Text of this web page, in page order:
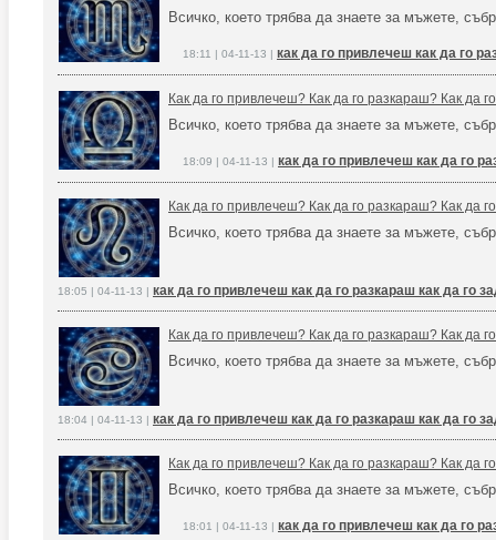
Всичко, което трябва да знаете за мъжете,
18:11 | 04-11-13 | как да го привлечеш как да го
Как да го привлечеш? Как да го разкараш? Как да
Всичко, което трябва да знаете за мъжете,
18:09 | 04-11-13 | как да го привлечеш как да го
Как да го привлечеш? Как да го разкараш? Как да
Всичко, което трябва да знаете за мъжете,
18:05 | 04-11-13 | как да го привлечеш как да го разкараш как да го
Как да го привлечеш? Как да го разкараш? Как да
Всичко, което трябва да знаете за мъжете,
18:04 | 04-11-13 | как да го привлечеш как да го разкараш как да го
Как да го привлечеш? Как да го разкараш? Как да
Всичко, което трябва да знаете за мъжете,
18:01 | 04-11-13 | как да го привлечеш как да го